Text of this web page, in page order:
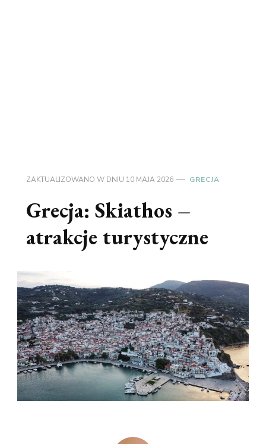
ZAKTUALIZOWANO W DNIU 10 MAJA 2026 GRECJA
Grecja: Skiathos –
atrakcje turystyczne